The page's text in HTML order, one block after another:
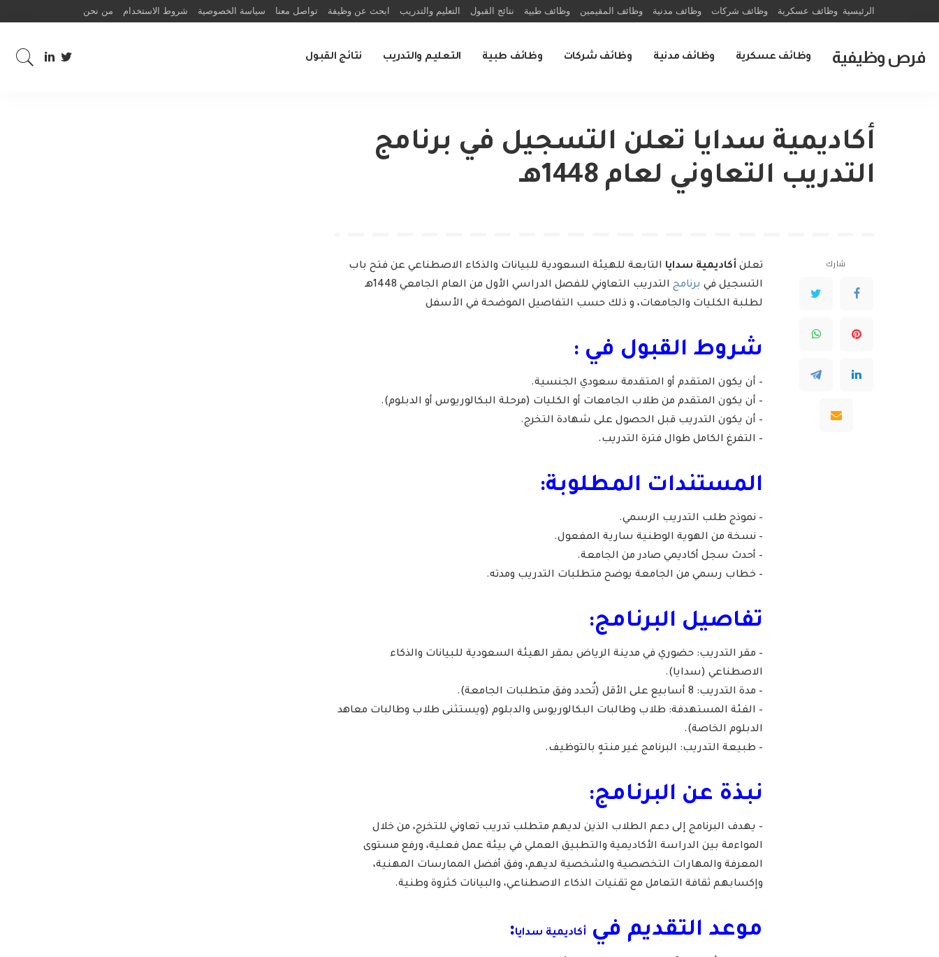
الرئيسية وظائف عسكرية وظائف شركات وظائف مدنية وظائف المقيمين وظائف طبية نتائج القبول التعليم والتدريب ابحث عن وظيفة تواصل معنا سياسة الخصوصية شروط الاستخدام من نحن
فرص وظيفية وظائف عسكرية وظائف مدنية وظائف شركات وظائف طبية التعليم والتدريب نتائج القبول
أكاديمية سدايا تعلن التسجيل في برنامج
التدريب التعاوني لعام 1448هـ
شارك تعلن أكاديمية سدايا التابعة للهيئة السعودية للبيانات والذكاء الاصطناعي عن فتح باب
التسجيل في برنامج
التدريب التعاوني للفصل الدراسي الأول من العام الجامعي 1448هـ
لطلبة الكليات والجامعات، و ذلك حسب التفاصيل الموضحة في الأسفل
شروط القبول في :
– أن يكون المتقدم أو المتقدمة سعودي الجنسية.
– أن يكون المتقدم من طلاب الجامعات أو الكليات (مرحلة البكالوريوس أو الدبلوم).
– أن يكون التدريب قبل الحصول على شهادة التخرج.
– التفرغ الكامل طوال فترة التدريب.
المستندات المطلوبة:
– نموذج طلب التدريب الرسمي.
– نسخة من الهوية الوطنية سارية المفعول.
– أحدث سجل أكاديمي صادر من الجامعة.
– خطاب رسمي من الجامعة يوضح متطلبات التدريب ومدته.
تفاصيل البرنامج:
– مقر التدريب: حضوري في مدينة الرياض بمقر الهيئة السعودية للبيانات والذكاء
الاصطناعي (سدايا).
– مدة التدريب: 8 أسابيع على الأقل (تُحدد وفق متطلبات الجامعة).
– الفئة المستهدفة: طلاب وطالبات البكالوريوس والدبلوم (ويستثنى طلاب وطالبات معاهد
الدبلوم الخاصة).
– طبيعة التدريب: البرنامج غير منتهٍ بالتوظيف.
نبذة عن البرنامج:
– يهدف البرنامج إلى دعم الطلاب الذين لديهم متطلب تدريب تعاوني للتخرج، من خلال
المواءمة بين الدراسة الأكاديمية والتطبيق العملي في بيئة عمل فعلية، ورفع مستوى
المعرفة والمهارات التخصصية والشخصية لديهم، وفق أفضل الممارسات المهنية،
وإكسابهم ثقافة التعامل مع تقنيات الذكاء الاصطناعي، والبيانات كثروة وطنية.
موعد التقديم في أكاديمية سدايا: